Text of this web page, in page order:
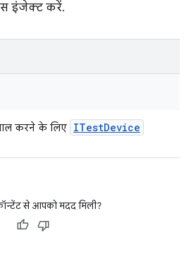
इंजेक्ट करें.
करने के लिए ITestDevice
से आपको मदद मिली?